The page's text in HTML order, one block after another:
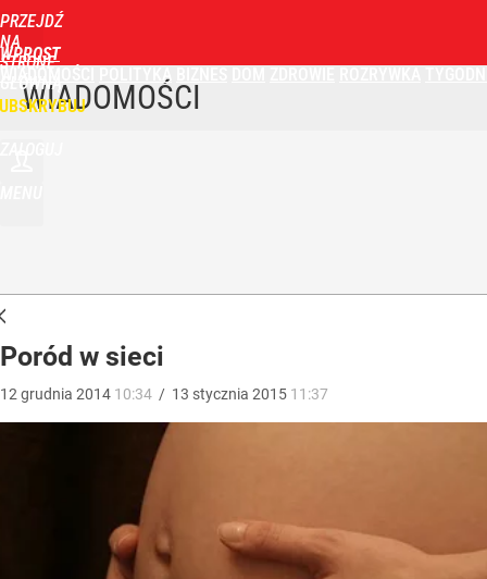
PRZEJDŹ
NA
STRONĘ
GŁÓWNĄ
WPROST
POLITYKA
WIADOMOŚCI
Poród w sieci
12 grudnia 2014 10:34 / 13 stycznia 2015 11:37